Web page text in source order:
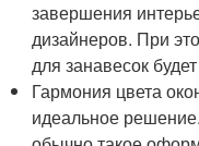
завершения
дизайнеров. При
для занавесок
Гармония цвета
идеальное